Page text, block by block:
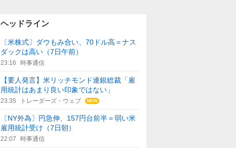
ヘッドライン
〔米株式〕ダウもみ合い、70ドル高＝ナス
ダックは高い（7日午前）
23:16 時事通信
【要人発言】米リッチモンド連銀総裁「雇
用統計はあまり良い印象ではない」
23:35 トレーダーズ・ウェブ
〔NY外為〕円急伸、157円台前半＝弱い米
雇用統計受け（7日朝）
22:07 時事通信